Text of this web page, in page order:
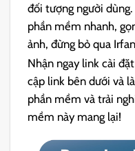
đối tượng người
phần mềm nhanh,
ảnh, đừng bỏ qua
Nhận ngay link cài đặt
cập link bên dưới và
phần mềm và trải
mềm này mang lại!